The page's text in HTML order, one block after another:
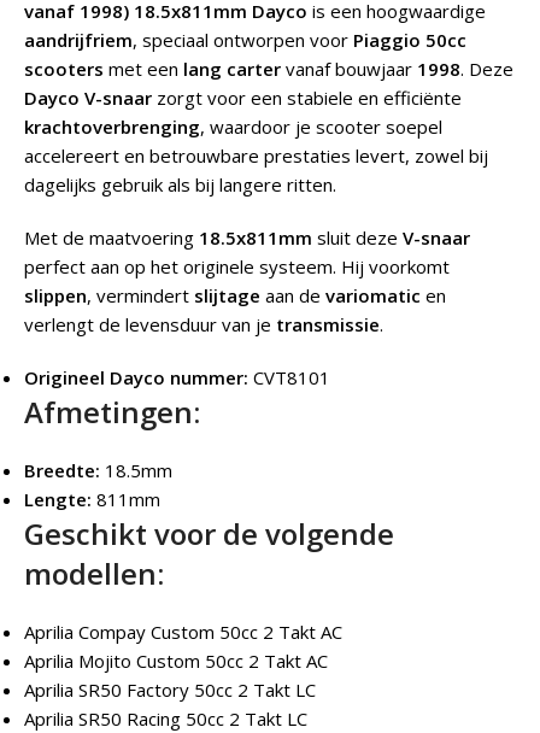
vanaf 1998) 18.5x811mm Dayco is een hoogwaardige
aandrijfriem, speciaal ontworpen voor Piaggio 50cc
scooters met een lang carter vanaf bouwjaar 1998. Deze
Dayco V-snaar zorgt voor een stabiele en efficiënte
krachtoverbrenging, waardoor je scooter soepel
accelereert en betrouwbare prestaties levert, zowel bij
dagelijks gebruik als bij langere ritten.
Met de maatvoering 18.5x811mm sluit deze V-snaar
perfect aan op het originele systeem. Hij voorkomt
slippen, vermindert slijtage aan de variomatic en
verlengt de levensduur van je transmissie.
Origineel Dayco nummer: CVT8101
Afmetingen:
Breedte: 18.5mm
Lengte: 811mm
Geschikt voor de volgende
modellen:
Aprilia Compay Custom 50cc 2 Takt AC
Aprilia Mojito Custom 50cc 2 Takt AC
Aprilia SR50 Factory 50cc 2 Takt LC
Aprilia SR50 Racing 50cc 2 Takt LC